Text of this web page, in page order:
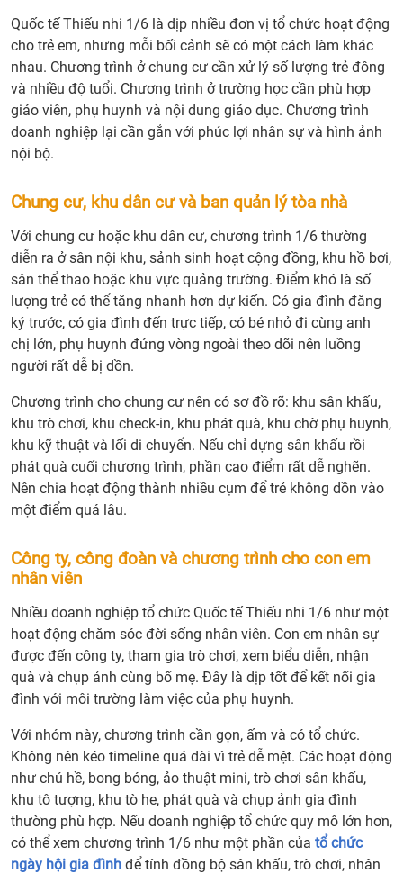
Quốc tế Thiếu nhi 1/6 là dịp nhiều đơn vị tổ chức hoạt động
cho trẻ em, nhưng mỗi bối cảnh sẽ có một cách làm khác
nhau. Chương trình ở chung cư cần xử lý số lượng trẻ đông
và nhiều độ tuổi. Chương trình ở trường học cần phù hợp
giáo viên, phụ huynh và nội dung giáo dục. Chương trình
doanh nghiệp lại cần gắn với phúc lợi nhân sự và hình ảnh
nội bộ.
Chung cư, khu dân cư và ban quản lý tòa nhà
Với chung cư hoặc khu dân cư, chương trình 1/6 thường
diễn ra ở sân nội khu, sảnh sinh hoạt cộng đồng, khu hồ bơi,
sân thể thao hoặc khu vực quảng trường. Điểm khó là số
lượng trẻ có thể tăng nhanh hơn dự kiến. Có gia đình đăng
ký trước, có gia đình đến trực tiếp, có bé nhỏ đi cùng anh
chị lớn, phụ huynh đứng vòng ngoài theo dõi nên luồng
người rất dễ bị dồn.
Chương trình cho chung cư nên có sơ đồ rõ: khu sân khấu,
khu trò chơi, khu check-in, khu phát quà, khu chờ phụ huynh,
khu kỹ thuật và lối di chuyển. Nếu chỉ dựng sân khấu rồi
phát quà cuối chương trình, phần cao điểm rất dễ nghẽn.
Nên chia hoạt động thành nhiều cụm để trẻ không dồn vào
một điểm quá lâu.
Công ty, công đoàn và chương trình cho con em
nhân viên
Nhiều doanh nghiệp tổ chức Quốc tế Thiếu nhi 1/6 như một
hoạt động chăm sóc đời sống nhân viên. Con em nhân sự
được đến công ty, tham gia trò chơi, xem biểu diễn, nhận
quà và chụp ảnh cùng bố mẹ. Đây là dịp tốt để kết nối gia
đình với môi trường làm việc của phụ huynh.
Với nhóm này, chương trình cần gọn, ấm và có tổ chức.
Không nên kéo timeline quá dài vì trẻ dễ mệt. Các hoạt động
như chú hề, bong bóng, ảo thuật mini, trò chơi sân khấu,
khu tô tượng, khu tò he, phát quà và chụp ảnh gia đình
thường phù hợp. Nếu doanh nghiệp tổ chức quy mô lớn hơn,
có thể xem chương trình 1/6 như một phần của tổ chức
ngày hội gia đình để tính đồng bộ sân khấu, trò chơi, nhân